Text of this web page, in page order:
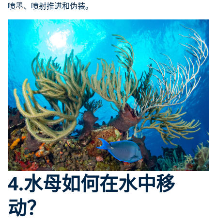
喷墨、喷射推进和伪装。
4.水母如何在水中移
动？